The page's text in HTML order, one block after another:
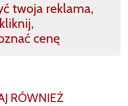
twoja reklama,
kliknij,
cenę
RÓWNIEŻ